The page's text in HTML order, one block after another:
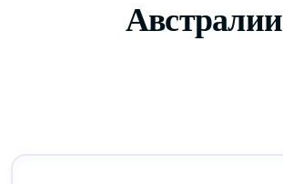
Австралии